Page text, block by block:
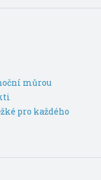
můrou
pro každého